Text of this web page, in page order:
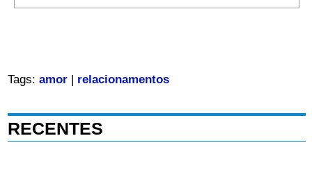
Tags: amor| relacionamentos
RECENTES